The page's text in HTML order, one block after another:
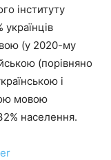
інституту
українців
(у 2020-му
(порівняно
і
мовою
населення.